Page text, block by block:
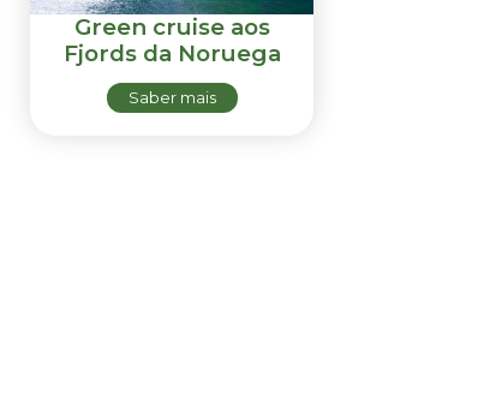
Green cruise aos
Fjords da Noruega
Saber mais